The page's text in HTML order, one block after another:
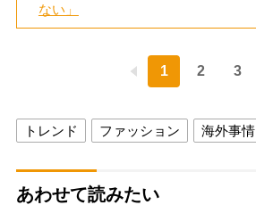
ない」
1 2 3
トレンド ファッション 海外事情
あわせて読みたい